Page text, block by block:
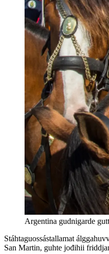
Argentina gudnigarde
Stáhtaguossástallamat
San Martin, guhte jođihii